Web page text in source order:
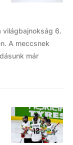
világbajnokság 6.
A meccsnek
már